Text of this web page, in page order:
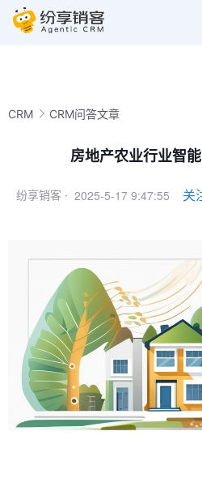
CRM CRM问答文章
房地产农业行业智
纷享销客 · 2025-5-17 9:47:55 关